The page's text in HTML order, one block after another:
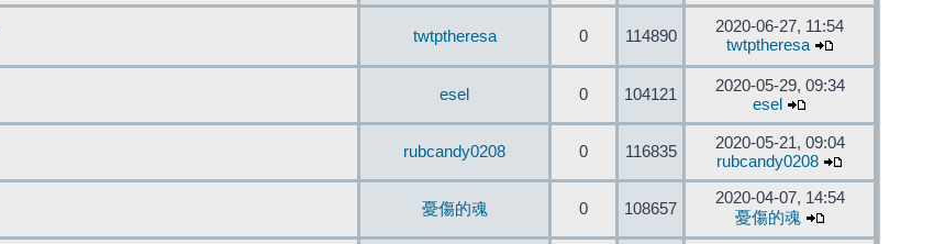
twtptheresa 0 114890
2020-06-27, 11:54
twtptheresa
esel 0 104121
2020-05-29, 09:34
esel
rubcandy0208 0 116835
2020-05-21, 09:04
rubcandy0208
憂傷的魂 0 108657
2020-04-07, 14:54
憂傷的魂